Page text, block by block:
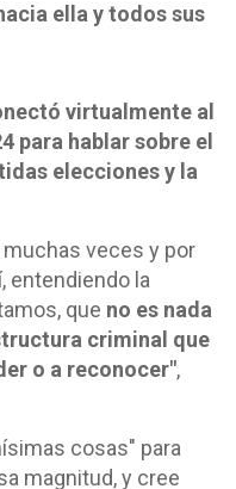
ella y todos sus
virtualmente al
para hablar sobre el
elecciones y la
veces y por
entendiendo la
que no es nada
criminal que
o a reconocer",
cosas" para
magnitud, y cree